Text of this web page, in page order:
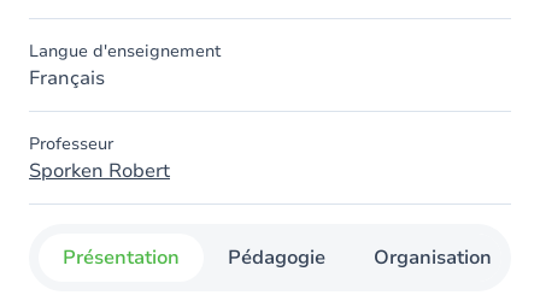
Langue d'enseignement
Français
Professeur
Sporken Robert
Présentation Pédagogie Organisation